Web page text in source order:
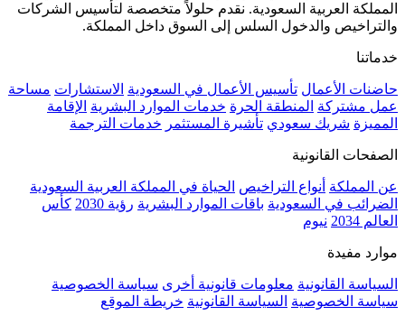
المملكة العربية السعودية. نقدم حلولاً متخصصة لتأسيس الشركات
والتراخيص والدخول السلس إلى السوق داخل المملكة.
خدماتنا
حاضنات الأعمال تأسيس الأعمال في السعودية الاستشارات مساحة
عمل مشتركة المنطقة الحرة خدمات الموارد البشرية الإقامة
المميزة شريك سعودي تأشيرة المستثمر خدمات الترجمة
الصفحات القانونية
عن المملكة أنواع التراخيص الحياة في المملكة العربية السعودية
الضرائب في السعودية باقات الموارد البشرية رؤية 2030
كأس
العالم 2034
نيوم
موارد مفيدة
السياسة القانونية معلومات قانونية أخرى سياسة الخصوصية
سياسة الخصوصية السياسة القانونية خريطة الموقع